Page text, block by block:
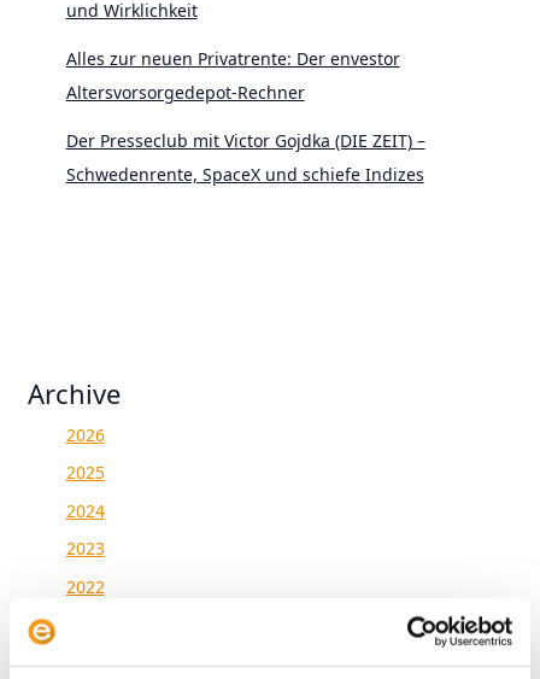
und Wirklichkeit
Alles zur neuen Privatrente: Der envestor
Altersvorsorgedepot-Rechner
Der Presseclub mit Victor Gojdka (DIE ZEIT) –
Schwedenrente, SpaceX und schiefe Indizes
Archive
2026
2025
2024
2023
2022
2020